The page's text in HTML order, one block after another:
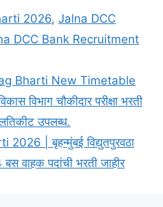
2026,Jalna DCC
DCC Bank Recruitment
Bharti New Timetable
विभाग चौकीदार परीक्षा भरती
उपलब्ध.
| बृहन्मुंबई विद्युतपुरवठा
वाहक पदांची भरती जाहीर